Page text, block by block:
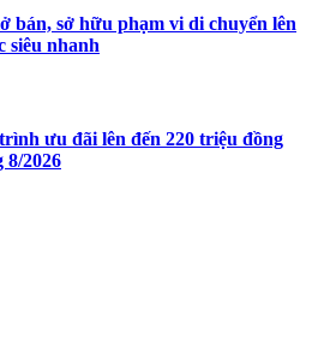
bán, sở hữu phạm vi di chuyển lên
siêu nhanh
ưu đãi lên đến 220 triệu đồng
8/2026